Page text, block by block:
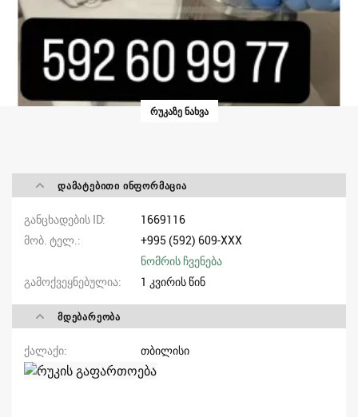
ᲠᲣᲙᲐᲖᲔ ᲜᲐᲮᲕᲐ
ᲓᲐᲛᲐᲢᲔᲑᲘᲗᲘ ᲘᲜᲤᲝᲠᲛᲐᲪᲘᲐ
განცხადების ID
1669116
მობ. ტელ.
+995 (592) 609-XXX
ნომრის ჩვენება
გამოქვეყნებულია
1 კვირის წინ
ᲛᲓᲔᲑᲐᲠᲔᲝᲑᲐ
ქალაქი თბილისი